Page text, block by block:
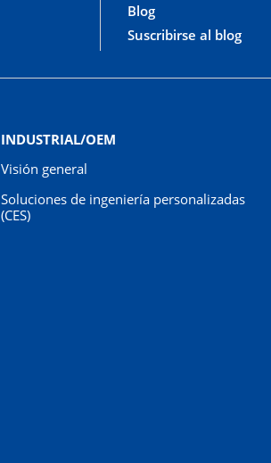
Blog
Suscribirse al blog
INDUSTRIAL/OEM
Visión general
Soluciones de ingeniería personalizadas
(CES)